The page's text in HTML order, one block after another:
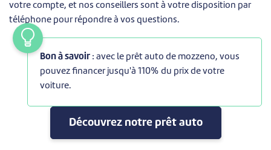
votre compte, et nos conseillers sont à votre disposition par
téléphone pour répondre à vos questions.
Bon à savoir : avec le prêt auto de mozzeno, vous
pouvez financer jusqu'à 110% du prix de votre
voiture.
Découvrez notre prêt auto